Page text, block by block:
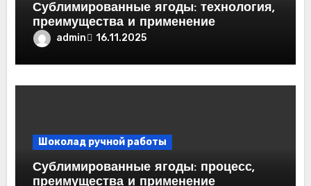
Сублимированные ягоды: технология,
преимущества и применение
admin 16.11.2025
Шоколад ручной работы
Сублимированные ягоды: процесс,
преимущества и применение